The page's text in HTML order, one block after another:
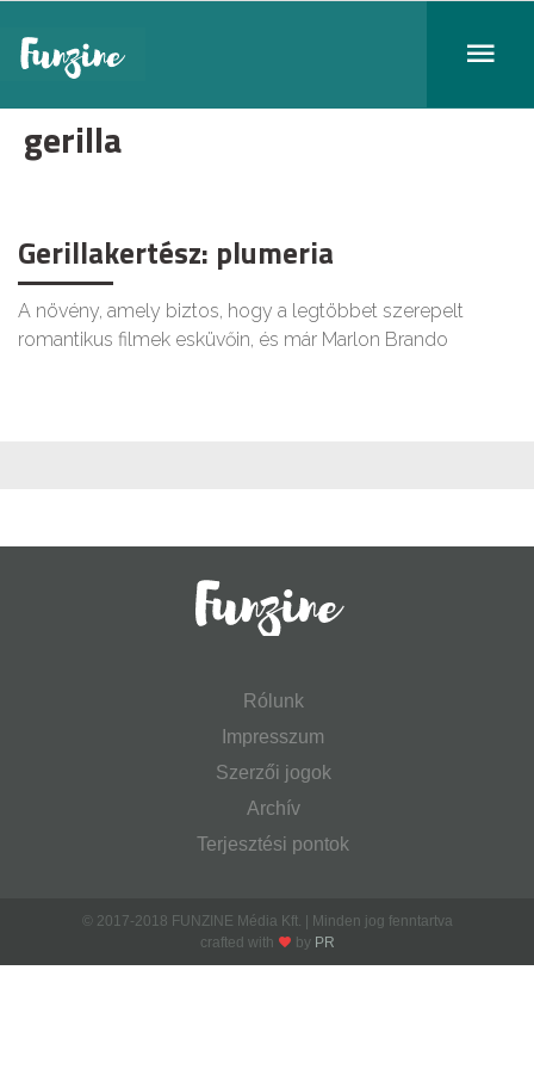
gerilla
Gerillakertész: plumeria
A növény, amely biztos, hogy a legtöbbet szerepelt
romantikus filmek esküvőin, és már Marlon Brando
Rólunk
Impresszum
Szerzői jogok
Archív
Terjesztési pontok
© 2017-2018 FUNZINE Média Kft. | Minden jog fenntartva
crafted with
by PR